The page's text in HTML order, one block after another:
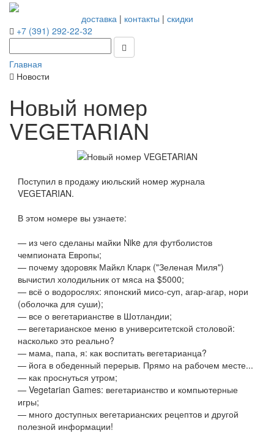
доставка| контакты | скидки
+7 (391) 292-22-32
Главная
Новости
Новый номер
VEGETARIAN
Поступил в продажу июльский номер журнала
VEGETARIAN.
В этом номере вы узнаете:
— из чего сделаны майки Nike для футболистов
чемпионата Европы;
— почему здоровяк Майкл Кларк ("Зеленая Миля")
вычистил холодильник от мяса на $5000;
— всё о водорослях: японский мисо-суп, агар-агар, нори
(оболочка для суши);
— все о вегетарианстве в Шотландии;
— вегетарианское меню в университетской столовой:
насколько это реально?
— мама, папа, я: как воспитать вегетарианца?
— йога в обеденный перерыв. Прямо на рабочем месте...
— как проснуться утром;
— Vegetarian Games: вегетарианство и компьютерные
игры;
— много доступных вегетарианских рецептов и другой
полезной информации!